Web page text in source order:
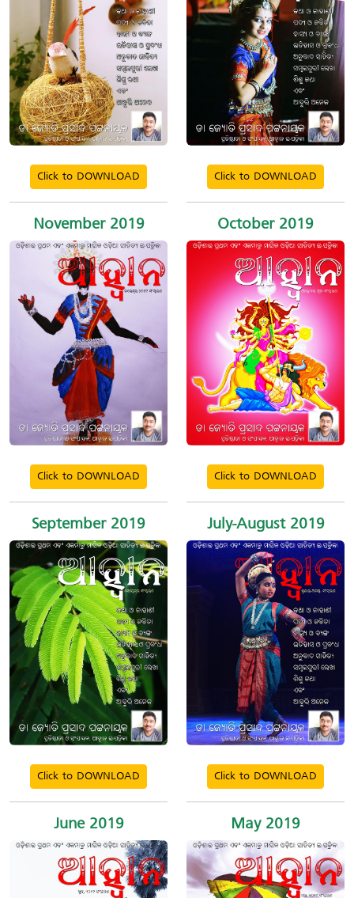
Click to DOWNLOAD Click to DOWNLOAD
November 2019
Click to DOWNLOAD
October 2019
Click to DOWNLOAD
September 2019
Click to DOWNLOAD
July-August 2019
Click to DOWNLOAD
June 2019 May 2019